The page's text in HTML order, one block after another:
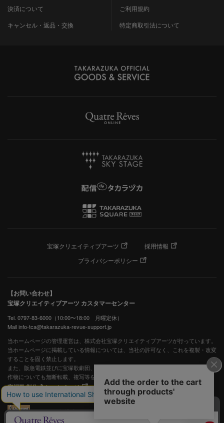
決済について
キャンセル・返品・交換
ご利用規約
特定商取引法について
宝塚クリエイティブアーツ
採用情報
プライバシーポリシー
【お問い合わせ】
宝塚クリエイティブアーツ カスタマーセンター
Tel. 0797-83-6000（10:00〜18:00 月曜定休）
Mail info-tca@takarazuka-revue-support.jp
当ホームページの管理運営は、株式会社宝塚クリエイティブアーツが行っています。
当ホームページに掲載している情報については、当社の許可なく、これを複製・改変
することを固く禁止します。
また、阪急電鉄並びに宝塚歌劇団、宝塚クリエイティブアーツの出版物ほか写真等著
作物についても無断転載、複写等を禁じます。
宝塚歌劇公式ホームページ
JASRAC許諾番号：S0507081515
JASRAC許諾番号：9009941002Y45040